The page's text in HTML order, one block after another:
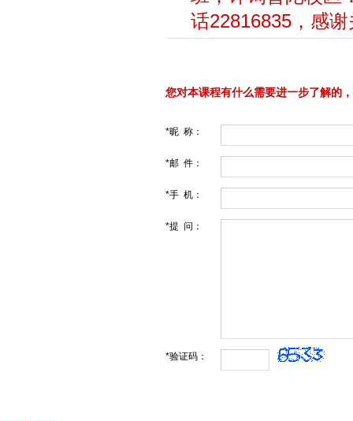
话22816835，感
您对本课程有什么需要进一步了解的
*昵 称：
*邮 件：
*手 机：
*提 问：
*验证码：